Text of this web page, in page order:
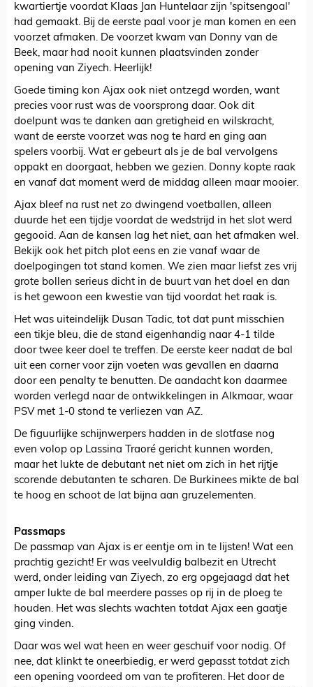
kwartiertje voordat Klaas Jan Huntelaar zijn 'spitsengoal'
had gemaakt. Bij de eerste paal voor je man komen en een
voorzet afmaken. De voorzet kwam van Donny van de
Beek, maar had nooit kunnen plaatsvinden zonder
opening van Ziyech. Heerlijk!
Goede timing kon Ajax ook niet ontzegd worden, want
precies voor rust was de voorsprong daar. Ook dit
doelpunt was te danken aan gretigheid en wilskracht,
want de eerste voorzet was nog te hard en ging aan
spelers voorbij. Wat er gebeurt als je de bal vervolgens
oppakt en doorgaat, hebben we gezien. Donny kopte raak
en vanaf dat moment werd de middag alleen maar mooier.
Ajax bleef na rust net zo dwingend voetballen, alleen
duurde het een tijdje voordat de wedstrijd in het slot werd
gegooid. Aan de kansen lag het niet, aan het afmaken wel.
Bekijk ook het pitch plot eens en zie vanaf waar de
doelpogingen tot stand komen. We zien maar liefst zes vrij
grote bollen serieus dicht in de buurt van het doel en dan
is het gewoon een kwestie van tijd voordat het raak is.
Het was uiteindelijk Dusan Tadic, tot dat punt misschien
een tikje bleu, die de stand eigenhandig naar 4-1 tilde
door twee keer doel te treffen. De eerste keer nadat de bal
uit een corner voor zijn voeten was gevallen en daarna
door een penalty te benutten. De aandacht kon daarmee
worden verlegd naar de ontwikkelingen in Alkmaar, waar
PSV met 1-0 stond te verliezen van AZ.
De figuurlijke schijnwerpers hadden in de slotfase nog
even volop op Lassina Traoré gericht kunnen worden,
maar het lukte de debutant net niet om zich in het rijtje
scorende debutanten te scharen. De Burkinees mikte de bal
te hoog en schoot de lat bijna aan gruzelementen.
Passmaps
De passmap van Ajax is er eentje om in te lijsten! Wat een
prachtig gezicht! Er was veelvuldig balbezit en Utrecht
werd, onder leiding van Ziyech, zo erg opgejaagd dat het
amper lukte de bal meerdere passes op rij in de ploeg te
houden. Het was slechts wachten totdat Ajax een gaatje
ging vinden.
Daar was wel wat heen en weer geschuif voor nodig. Of
nee, dat klinkt te oneerbiedig, er werd gepasst totdat zich
een opening voordeed om van te profiteren. Het door de